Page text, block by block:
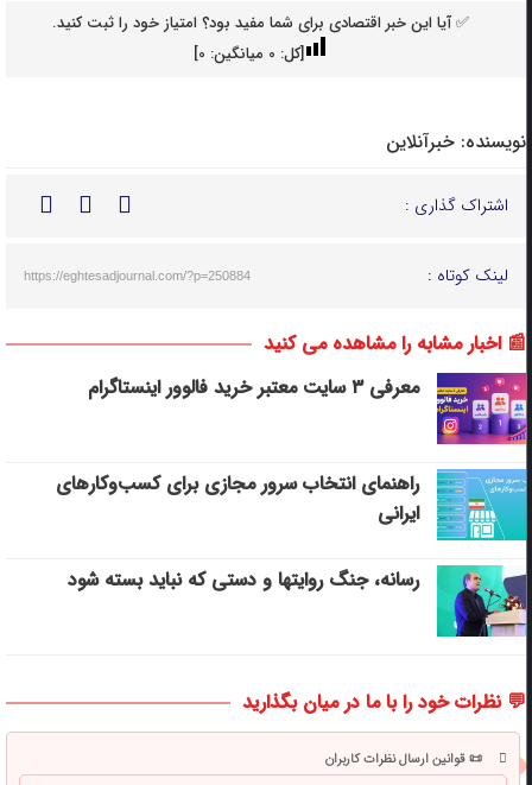
✅ آیا این خبر اقتصادی برای شما مفید بود؟ امتیاز خود را ثبت کنید.
[کل: 0میانگین: 0
]
نویسنده: خبرآنلاین
اشتراک گذاری :
لینک کوتاه : https://eghtesadjournal.com/?p=250884
📰 اخبار مشابه را مشاهده می کنید
معرفی ۳ سایت معتبر خرید فالوور اینستاگرام
راهنمای انتخاب سرور مجازی برای کسب‌وکارهای
ایرانی
رسانه، جنگ روایتها و دستی که نباید بسته شود
💬 نظرات خود را با ما در میان بگذارید
📜 قوانین ارسال نظرات کاربران